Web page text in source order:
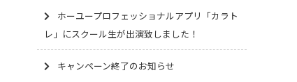
ホーユープロフェッショナルアプリ「カラト
レ」にスクール生が出演致しました！
キャンペーン終了のお知らせ